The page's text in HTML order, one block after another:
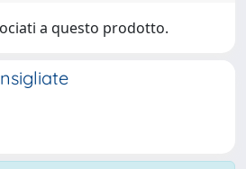
a questo prodotto.